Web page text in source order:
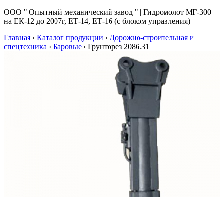
ООО " Опытный механический завод " | Гидромолот МГ-300
на ЕК-12 до 2007г, ЕТ-14, ЕТ-16 (с блоком управления)
Главная › Каталог продукции › Дорожно-строительная и
спецтехника › Баровые › Грунторез 2086.31